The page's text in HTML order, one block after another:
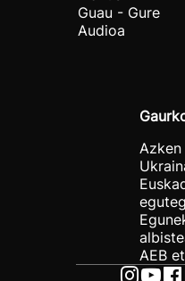
Guau - Gure
Audioa
AEB